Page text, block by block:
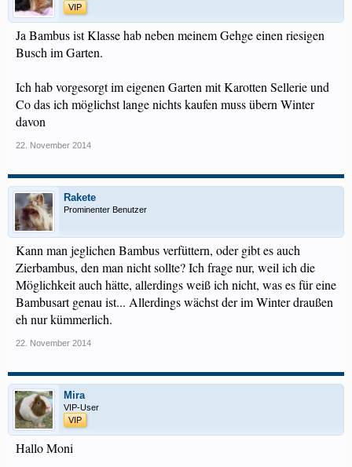
VIP
Ja Bambus ist Klasse hab neben meinem Gehge einen riesigen
Busch im Garten.
Ich hab vorgesorgt im eigenen Garten mit Karotten Sellerie und
Co das ich möglichst lange nichts kaufen muss übern Winter
davon
22. November 2014
Rakete
Prominenter Benutzer
Kann man jeglichen Bambus verfüttern, oder gibt es auch
Zierbambus, den man nicht sollte? Ich frage nur, weil ich die
Möglichkeit auch hätte, allerdings weiß ich nicht, was es für eine
Bambusart genau ist... Allerdings wächst der im Winter draußen
eh nur kümmerlich.
22. November 2014
Mira
VIP-User
VIP
Hallo Moni